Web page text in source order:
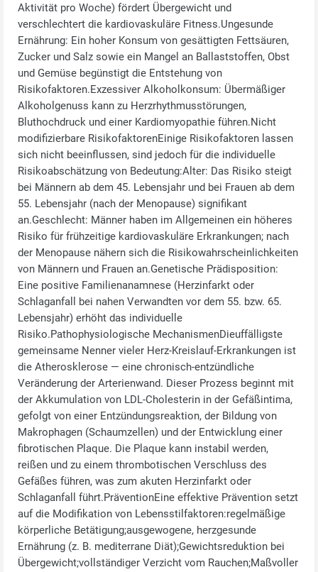
Aktivität pro Woche) fördert Übergewicht und
verschlechtert die kardiovaskuläre Fitness.Ungesunde
Ernährung: Ein hoher Konsum von gesättigten Fettsäuren,
Zucker und Salz sowie ein Mangel an Ballaststoffen, Obst
und Gemüse begünstigt die Entstehung von
Risikofaktoren.Exzessiver Alkoholkonsum: Übermäßiger
Alkoholgenuss kann zu Herzrhythmusstörungen,
Bluthochdruck und einer Kardiomyopathie führen.Nicht
modifizierbare RisikofaktorenEinige Risikofaktoren lassen
sich nicht beeinflussen, sind jedoch für die individuelle
Risikoabschätzung von Bedeutung:Alter: Das Risiko steigt
bei Männern ab dem 45. Lebensjahr und bei Frauen ab dem
55. Lebensjahr (nach der Menopause) signifikant
an.Geschlecht: Männer haben im Allgemeinen ein höheres
Risiko für frühzeitige kardiovaskuläre Erkrankungen; nach
der Menopause nähern sich die Risikowahrscheinlichkeiten
von Männern und Frauen an.Genetische Prädisposition:
Eine positive Familienanamnese (Herzinfarkt oder
Schlaganfall bei nahen Verwandten vor dem 55. bzw. 65.
Lebensjahr) erhöht das individuelle
Risiko.Pathophysiologische MechanismenDieuffälligste
gemeinsame Nenner vieler Herz‑Kreislauf‑Erkrankungen ist
die Atherosklerose — eine chronisch‑entzündliche
Veränderung der Arterienwand. Dieser Prozess beginnt mit
der Akkumulation von LDL‑Cholesterin in der Gefäßintima,
gefolgt von einer Entzündungsreaktion, der Bildung von
Makrophagen (Schaumzellen) und der Entwicklung einer
fibrotischen Plaque. Die Plaque kann instabil werden,
reißen und zu einem thrombotischen Verschluss des
Gefäßes führen, was zum akuten Herzinfarkt oder
Schlaganfall führt.PräventionEine effektive Prävention setzt
auf die Modifikation von Lebensstilfaktoren:regelmäßige
körperliche Betätigung;ausgewogene, herzgesunde
Ernährung (z. B. mediterrane Diät);Gewichtsreduktion bei
Übergewicht;vollständiger Verzicht vom Rauchen;Maßvoller